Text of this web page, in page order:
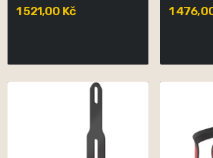
WHITE
1 521,00 Kč 1